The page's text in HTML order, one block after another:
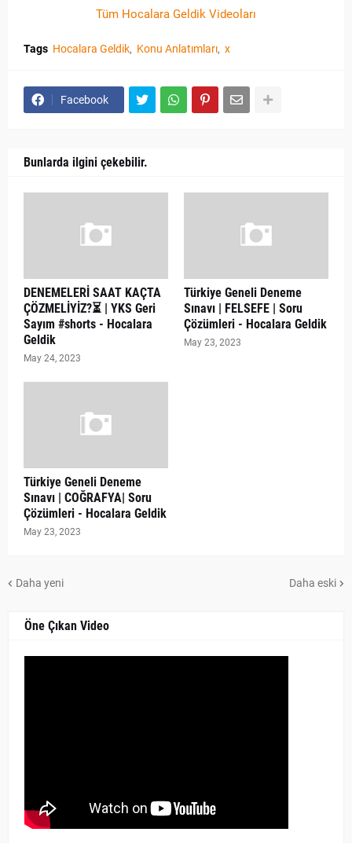
Tüm Hocalara Geldik Videoları
Tags Hocalara Geldik Konu Anlatımları x
Facebook
Bunlarda ilgini çekebilir.
DENEMELERİ SAAT KAÇTA
ÇÖZMELİYİZ?⏳ | YKS Geri
Sayım #shorts - Hocalara
Geldik
May 24, 2023
Türkiye Geneli Deneme
Sınavı | FELSEFE | Soru
Çözümleri - Hocalara Geldik
May 23, 2023
Türkiye Geneli Deneme
Sınavı | COĞRAFYA| Soru
Çözümleri - Hocalara Geldik
May 23, 2023
Daha yeni Daha eski
Öne Çıkan Video